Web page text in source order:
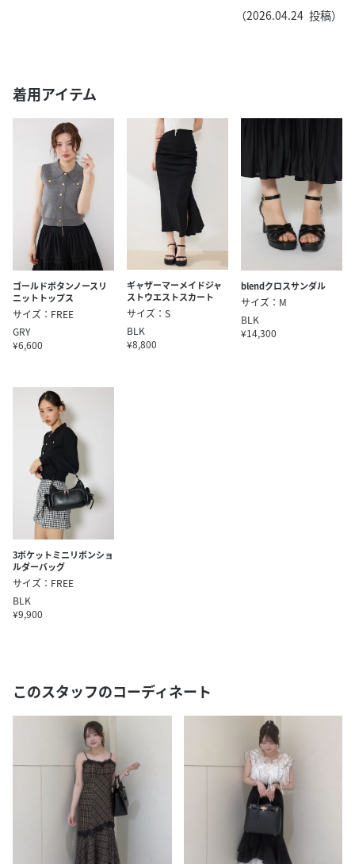
（2026.04.24 投稿）
着用アイテム
ゴールドボタンノースリ
ニットトップス
サイズ：FREE
GRY
¥6,600
ギャザーマーメイドジャ
ストウエストスカート
サイズ：S
BLK
¥8,800
blendクロスサンダル
サイズ：M
BLK
¥14,300
3ポケットミニリボンショ
ルダーバッグ
サイズ：FREE
BLK
¥9,900
このスタッフのコーディネート